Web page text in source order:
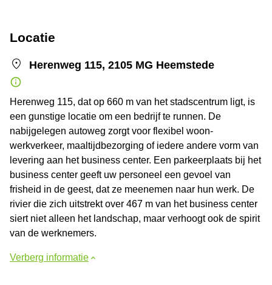
Locatie
Herenweg 115, 2105 MG Heemstede
Herenweg 115, dat op 660 m van het stadscentrum ligt, is
een gunstige locatie om een bedrijf te runnen. De
nabijgelegen autoweg zorgt voor flexibel woon-
werkverkeer, maaltijdbezorging of iedere andere vorm van
levering aan het business center. Een parkeerplaats bij het
business center geeft uw personeel een gevoel van
frisheid in de geest, dat ze meenemen naar hun werk. De
rivier die zich uitstrekt over 467 m van het business center
siert niet alleen het landschap, maar verhoogt ook de spirit
van de werknemers.
Verberg informatie